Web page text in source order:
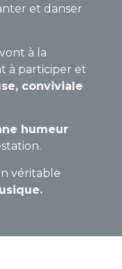
et danser
à la
à participer et
conviviale
humeur
véritable